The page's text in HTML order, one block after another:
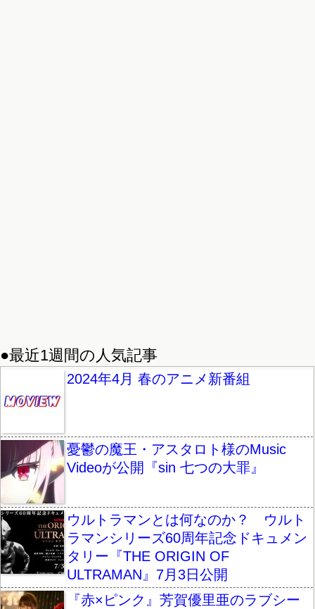
●最近1週間の人気記事
2024年4月 春のアニメ新番組
憂鬱の魔王・アスタロト様のMusic
Videoが公開『sin 七つの大罪』
ウルトラマンとは何なのか？ ウルト
ラマンシリーズ60周年記念ドキュメン
タリー『THE ORIGIN OF
ULTRAMAN』7月3日公開
『赤×ピンク』芳賀優里亜のラブシー